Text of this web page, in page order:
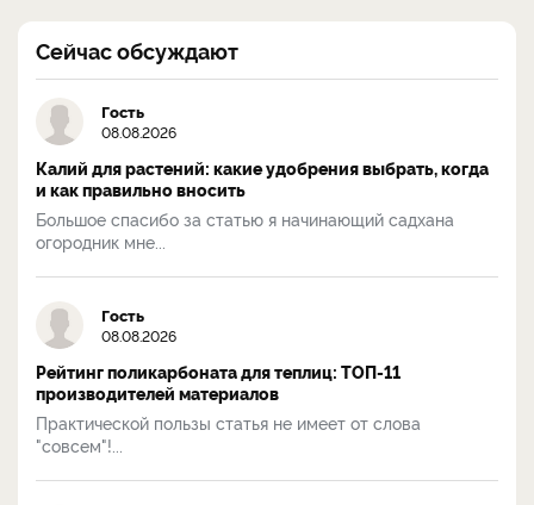
Сейчас обсуждают
Гость
08.08.2026
Калий для растений: какие удобрения выбрать, когда
и как правильно вносить
Большое спасибо за статью я начинающий садхана
огородник мне...
Гость
08.08.2026
Рейтинг поликарбоната для теплиц: ТОП-11
производителей материалов
Практической пользы статья не имеет от слова
"совсем"!...